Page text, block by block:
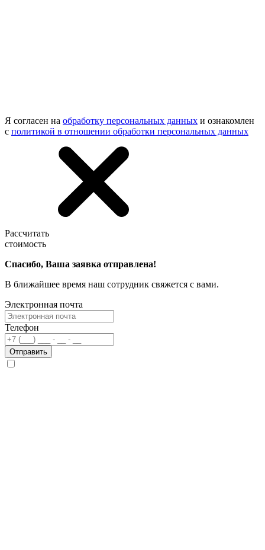
Я согласен на обработку персональных данных и ознакомлен
с политикой в отношении обработки персональных данных
Рассчитать
стоимость
Спасибо, Ваша заявка отправлена!
В ближайшее время наш сотрудник свяжется с вами.
Электронная почта
Телефон
Отправить